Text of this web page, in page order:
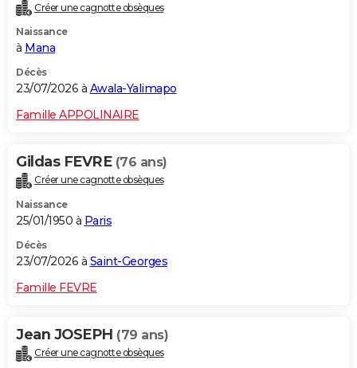
Créer une cagnotte obsèques
Naissance
à Mana
Décès
23/07/2026 à Awala-Yalimapo
Famille APPOLINAIRE
Gildas FEVRE (76 ans)
Créer une cagnotte obsèques
Naissance
25/01/1950 à Paris
Décès
23/07/2026 à Saint-Georges
Famille FEVRE
Jean JOSEPH (79 ans)
Créer une cagnotte obsèques